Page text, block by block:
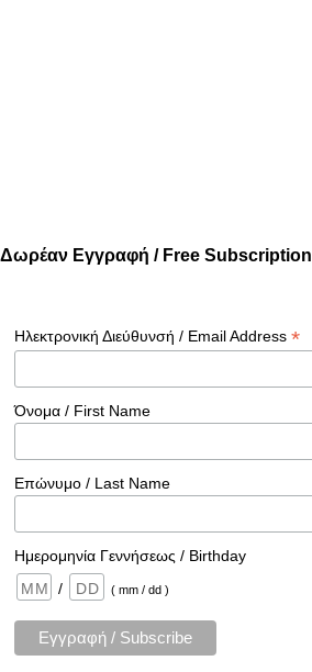
Δωρέαν Εγγραφή / Free Subscription
Ηλεκτρονική Διεύθυνσή / Email Address*
Όνομα / First Name
Επώνυμο / Last Name
Ημερομηνία Γεννήσεως / Birthday
/
( mm / dd )